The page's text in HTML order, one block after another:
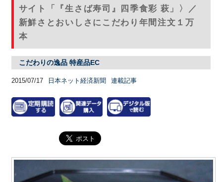
サイト「『生さば寿司』四季食彩 萩」〉／
新鮮さとおいしさにこだわり年間注文１万
本
こだわりの逸品 特産品EC
2015/07/17 日本ネット経済新聞 連載記事